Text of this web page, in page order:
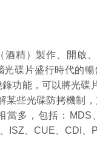
酒精）製作、開啟
光碟片盛行時代的
功能，可以將光碟
某些光碟防拷機制
當多，包括：MDS
ISZ、CUE、CDI、